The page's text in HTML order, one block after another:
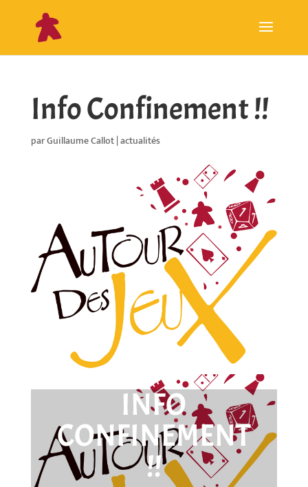
Info Confinement !!
parGuillaume Callot|actualités
INFO
CONFINEMENT
!!